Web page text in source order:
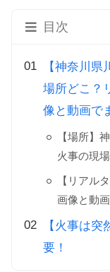
目次
【神奈川県
場所どこ？
像と動画で
【場所】
火事の現
【リアル
画像と動画
【火事は
要！